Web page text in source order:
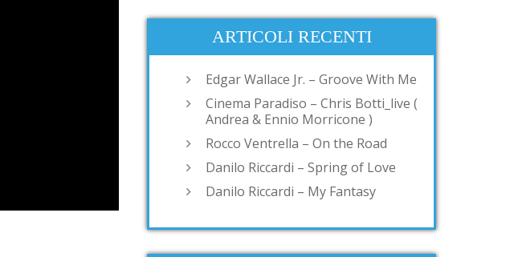
ARTICOLI RECENTI
Edgar Wallace Jr. – Groove With Me
Cinema Paradiso – Chris Botti_live (
Andrea & Ennio Morricone )
Rocco Ventrella – On the Road
Danilo Riccardi – Spring of Love
Danilo Riccardi – My Fantasy